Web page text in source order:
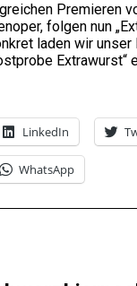
Premieren
folgen nun
laden wir unser
Extrawurst“
LinkedIn
WhatsApp